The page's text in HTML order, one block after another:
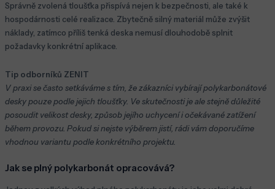
Správně zvolená tloušťka přispívá nejen k bezpečnosti, ale také k
hospodárnosti celé realizace. Zbytečně silný materiál může zvýšit
náklady, zatímco příliš tenká deska nemusí dlouhodobě splnit
požadavky konkrétní aplikace.
Tip odborníků ZENIT
V praxi se často setkáváme s tím, že zákazníci vybírají polykarbonátové
desky pouze podle jejich tloušťky. Ve skutečnosti je ale stejně důležité
posoudit velikost desky, způsob jejího uchycení i očekávané zatížení
během provozu. Pokud si nejste výběrem jistí, rádi vám doporučíme
vhodnou variantu podle konkrétního projektu.
Jak se plný polykarbonát opracovává?